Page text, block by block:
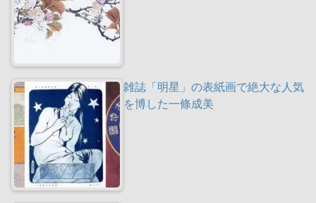
雑誌「明星」の表紙画で絶大な人気
を博した一條成美